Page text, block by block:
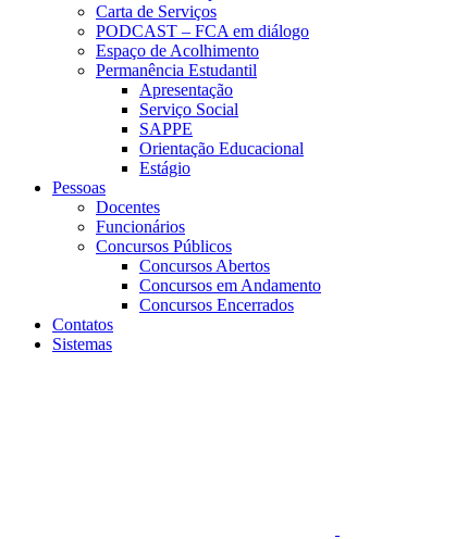
Carta de Serviços
PODCAST – FCA em diálogo
Espaço de Acolhimento
Permanência Estudantil
Apresentação
Serviço Social
SAPPE
Orientação Educacional
Estágio
Pessoas
Docentes
Funcionários
Concursos Públicos
Concursos Abertos
Concursos em Andamento
Concursos Encerrados
Contatos
Sistemas